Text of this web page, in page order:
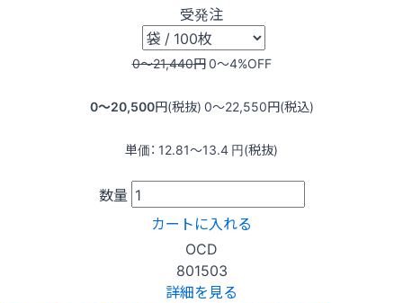
受発注
0〜21,440円0〜4%OFF
0〜20,500円(税抜) 0〜22,550円(税込)
単価： 12.81〜13.4 円(税抜)
数量
カートに入れる
OCD
801503
詳細を見る